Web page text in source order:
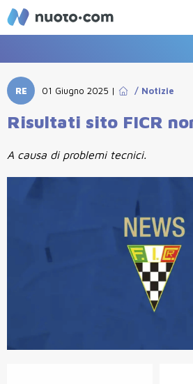
RE 01 Giugno 2025 | / Notizie
Risultati sito FICR
A causa di problemi tecnici.